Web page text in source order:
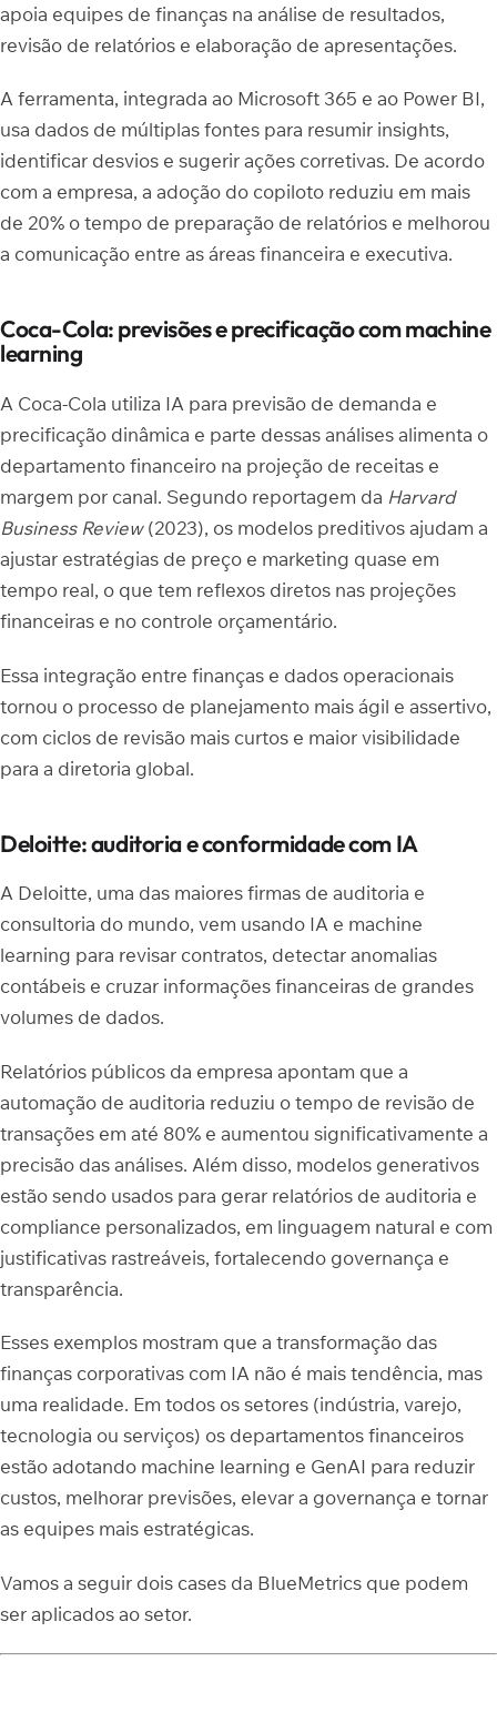
apoia equipes de finanças na análise de resultados,
revisão de relatórios e elaboração de apresentações.
A ferramenta, integrada ao Microsoft 365 e ao Power BI,
usa dados de múltiplas fontes para resumir insights,
identificar desvios e sugerir ações corretivas. De acordo
com a empresa, a adoção do copiloto reduziu em mais
de 20% o tempo de preparação de relatórios e melhorou
a comunicação entre as áreas financeira e executiva.
Coca-Cola: previsões e precificação com machine
learning
A Coca-Cola utiliza IA para previsão de demanda e
precificação dinâmica e parte dessas análises alimenta o
departamento financeiro na projeção de receitas e
margem por canal. Segundo reportagem da Harvard
Business Review(2023), os modelos preditivos ajudam a
ajustar estratégias de preço e marketing quase em
tempo real, o que tem reflexos diretos nas projeções
financeiras e no controle orçamentário.
Essa integração entre finanças e dados operacionais
tornou o processo de planejamento mais ágil e assertivo,
com ciclos de revisão mais curtos e maior visibilidade
para a diretoria global.
Deloitte: auditoria e conformidade com IA
A Deloitte, uma das maiores firmas de auditoria e
consultoria do mundo, vem usando IA e machine
learning para revisar contratos, detectar anomalias
contábeis e cruzar informações financeiras de grandes
volumes de dados.
Relatórios públicos da empresa apontam que a
automação de auditoria reduziu o tempo de revisão de
transações em até 80% e aumentou significativamente a
precisão das análises. Além disso, modelos generativos
estão sendo usados para gerar relatórios de auditoria e
compliance personalizados, em linguagem natural e com
justificativas rastreáveis, fortalecendo governança e
transparência.
Esses exemplos mostram que a transformação das
finanças corporativas com IA não é mais tendência, mas
uma realidade. Em todos os setores (indústria, varejo,
tecnologia ou serviços) os departamentos financeiros
estão adotando machine learning e GenAI para reduzir
custos, melhorar previsões, elevar a governança e tornar
as equipes mais estratégicas.
Vamos a seguir dois cases da BlueMetrics que podem
ser aplicados ao setor.